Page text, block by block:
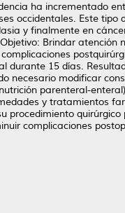
ha incrementado
occidentales. Este tipo
y finalmente en
Brindar atención
durante 15 días.
necesario modificar
parenteral-
y tratamientos
procedimiento
complicaciones